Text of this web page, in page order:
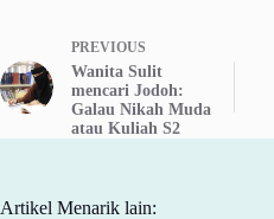
PREVIOUS
Wanita Sulit
mencari Jodoh:
Galau Nikah Muda
atau Kuliah S2
Artikel Menarik lain: